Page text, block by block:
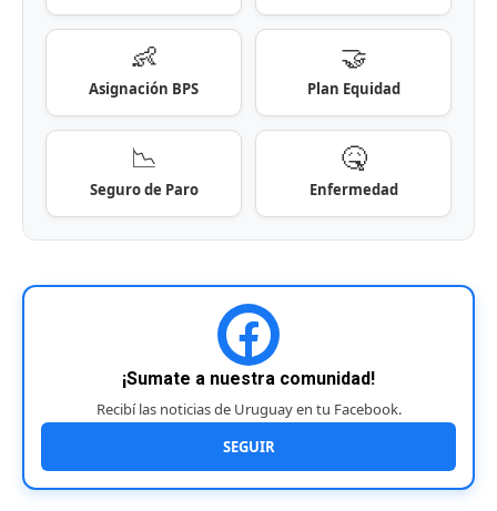
👶
Asignación BPS
🤝
Plan Equidad
📉
Seguro de Paro
🤒
Enfermedad
¡Sumate a nuestra comunidad!
Recibí las noticias de Uruguay en tu Facebook.
SEGUIR